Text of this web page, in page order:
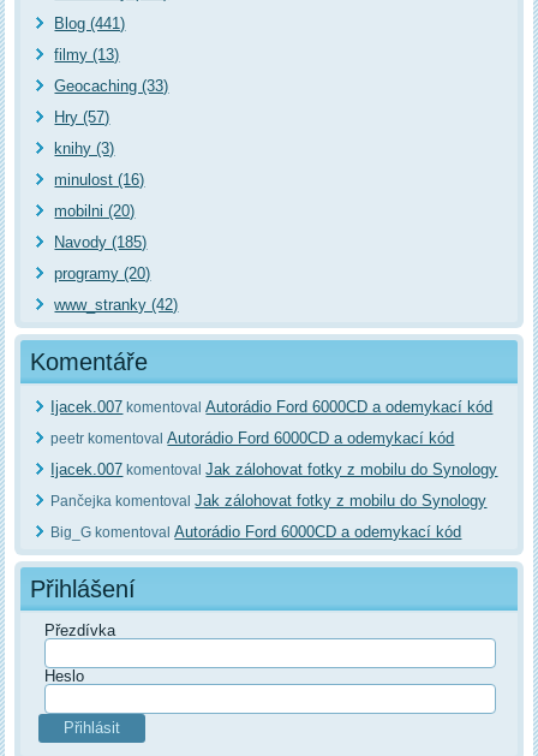
Blog (441)
filmy (13)
Geocaching (33)
Hry (57)
knihy (3)
minulost (16)
mobilni (20)
Navody (185)
programy (20)
www_stranky (42)
Komentáře
Ijacek.007 komentovalAutorádio Ford 6000CD a odemykací kód
peetr komentovalAutorádio Ford 6000CD a odemykací kód
Ijacek.007 komentovalJak zálohovat fotky z mobilu do Synology
Pančejka komentovalJak zálohovat fotky z mobilu do Synology
Big_G komentovalAutorádio Ford 6000CD a odemykací kód
Přihlášení
Přezdívka
Heslo